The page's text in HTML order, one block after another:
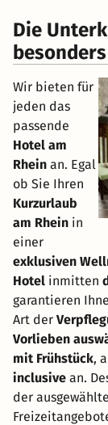
Die
Wir bieten für
jeden das
passende
Hotel am
Rhein an. Egal
ob Sie Ihren
Kurzurlaub
am Rhein in
einer
exklusiven
Hotel inmitten
garantieren
Art der
Vorlieben
mit Frühstück,
inclusive an.
der